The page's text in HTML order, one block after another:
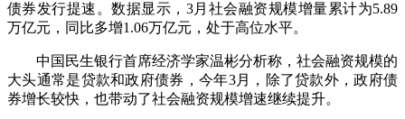
债券发行提速。数据显示，3月社会融资规模增量累计为5.89
万亿元，同比多增1.06万亿元，处于高位水平。
中国民生银行首席经济学家温彬分析称，社会融资规模的
大头通常是贷款和政府债券，今年3月，除了贷款外，政府债
券增长较快，也带动了社会融资规模增速继续提升。